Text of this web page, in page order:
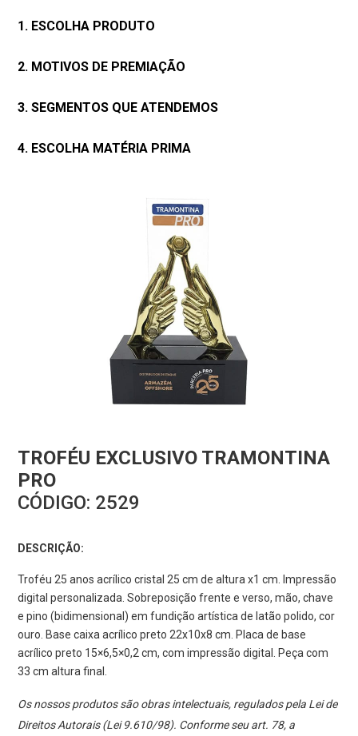
1. ESCOLHA PRODUTO
2. MOTIVOS DE PREMIAÇÃO
3. SEGMENTOS QUE ATENDEMOS
4. ESCOLHA MATÉRIA PRIMA
TROFÉU EXCLUSIVO TRAMONTINA
PRO
CÓDIGO: 2529
DESCRIÇÃO:
Troféu 25 anos acrílico cristal 25 cm de altura x1 cm. Impressão
digital personalizada. Sobreposição frente e verso, mão, chave
e pino (bidimensional) em fundição artística de latão polido, cor
ouro. Base caixa acrílico preto 22x10x8 cm. Placa de base
acrílico preto 15×6,5×0,2 cm, com impressão digital. Peça com
33 cm altura final.
Os nossos produtos são obras intelectuais, regulados pela Lei de
Direitos Autorais (Lei 9.610/98). Conforme seu art. 78, a